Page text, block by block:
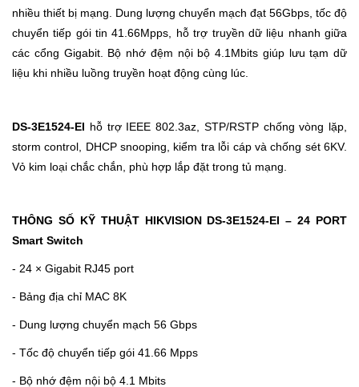
nhiều thiết bị mạng. Dung lượng chuyển mạch đạt 56Gbps, tốc độ
chuyển tiếp gói tin 41.66Mpps, hỗ trợ truyền dữ liệu nhanh giữa
các cổng Gigabit. Bộ nhớ đệm nội bộ 4.1Mbits giúp lưu tạm dữ
liệu khi nhiều luồng truyền hoạt động cùng lúc.
DS-3E1524-EI hỗ trợ IEEE 802.3az, STP/RSTP chống vòng lặp,
storm control, DHCP snooping, kiểm tra lỗi cáp và chống sét 6KV.
Vỏ kim loại chắc chắn, phù hợp lắp đặt trong tủ mạng.
THÔNG SỐ KỸ THUẬT HIKVISION DS-3E1524-EI – 24 PORT
Smart Switch
- 24 × Gigabit RJ45 port
- Bảng địa chỉ MAC 8K
- Dung lượng chuyển mạch 56 Gbps
- Tốc độ chuyển tiếp gói 41.66 Mpps
- Bộ nhớ đệm nội bộ 4.1 Mbits